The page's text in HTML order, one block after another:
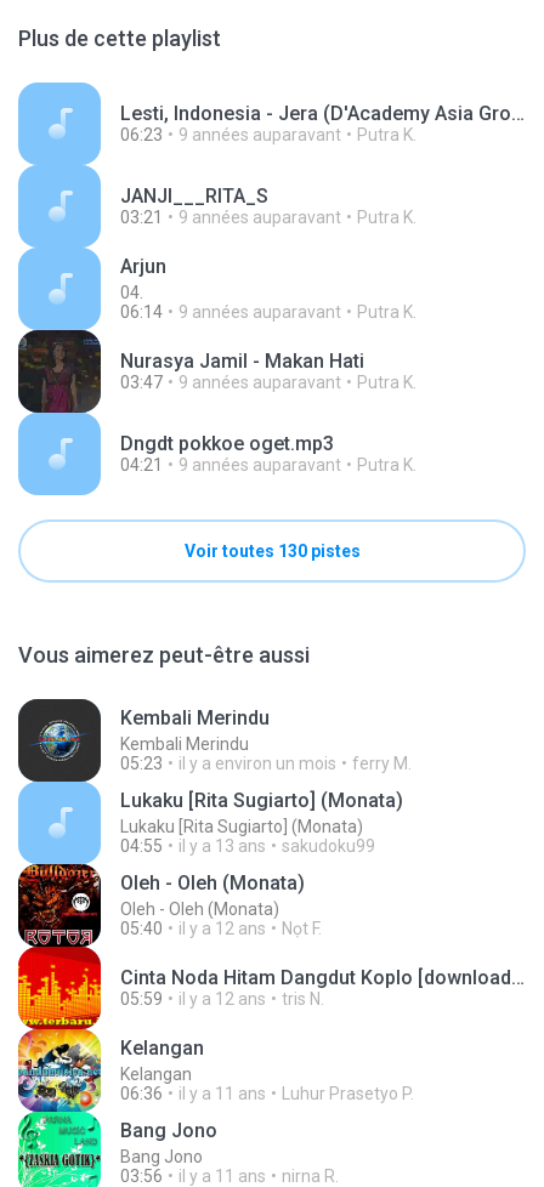
Plus de cette playlist
Lesti, Indonesia - Jera (D'Academy Asia Group C 20 Besar)
06:23 9 années auparavant Putra K.
JANJI___RITA_S
03:21 9 années auparavant Putra K.
Arjun
04.
06:14
9 années auparavant Putra K.
Nurasya Jamil - Makan Hati
03:47 9 années auparavant Putra K.
Dngdt pokkoe oget.mp3
04:21 9 années auparavant Putra K.
Voir toutes 130 pistes
Vous aimerez peut-être aussi
Kembali Merindu
Kembali Merindu
05:23
il y a environ un mois ferry M.
Lukaku [Rita Sugiarto] (Monata)
Lukaku [Rita Sugiarto] (Monata)
04:55
il y a 13 ans sakudoku99
Oleh - Oleh (Monata)
Oleh - Oleh (Monata)
05:40
il y a 12 ans Nọt F.
Cinta Noda Hitam Dangdut Koplo [downloadmp3.terbaru.in] Anjar Agustin Monata.mp3
05:59 il y a 12 ans tris N.
Kelangan
Kelangan
06:36
il y a 11 ans Luhur Prasetyo P.
Bang Jono
Bang Jono
03:56
il y a 11 ans nirna R.